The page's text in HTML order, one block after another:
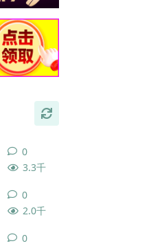
3.3千
0
2.0千
0
0